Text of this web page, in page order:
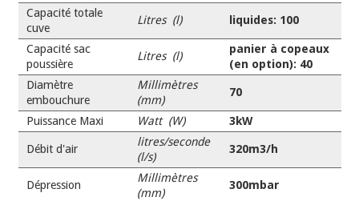
Capacité totale
cuve
Litres (l) liquides: 100
Capacité sac
poussière
Litres (l)
panier à copeaux
(en option): 40
Diamètre
embouchure
Millimètres
(mm)
70
Puissance Maxi Watt (W) 3kW
Débit d'air
litres/seconde
(l/s)
320m3/h
Dépression
Millimètres
(mm)
300mbar